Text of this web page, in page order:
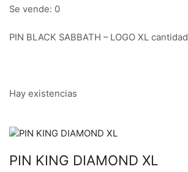
Se vende: 0
PIN BLACK SABBATH – LOGO XL cantidad
Hay existencias
PIN KING DIAMOND XL